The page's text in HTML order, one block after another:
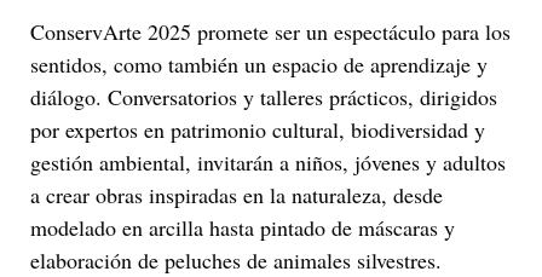
ConservArte 2025 promete ser un espectáculo para los
sentidos, como también un espacio de aprendizaje y
diálogo. Conversatorios y talleres prácticos, dirigidos
por expertos en patrimonio cultural, biodiversidad y
gestión ambiental, invitarán a niños, jóvenes y adultos
a crear obras inspiradas en la naturaleza, desde
modelado en arcilla hasta pintado de máscaras y
elaboración de peluches de animales silvestres.